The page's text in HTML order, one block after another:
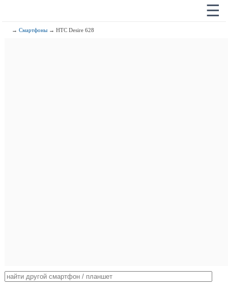
☰
→Смартфоны → HTC Desire 628